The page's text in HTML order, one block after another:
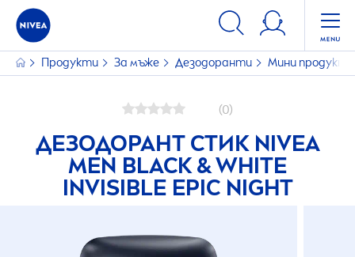
Продукти За мъже Дезодоранти Мини
(0)
ДЕЗОДОРАНТ СТИК NIVEA
MEN BLACK&WHITE
INVISIBLE EPIC NIGHT